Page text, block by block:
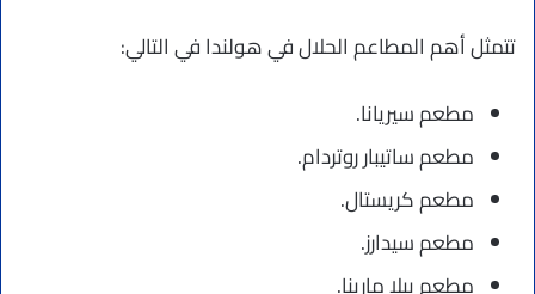
تتمثل أهم المطاعم الحلال في هولندا في التالي:
مطعم سيريانا.
مطعم ساتيبار روتردام.
مطعم كريستال.
مطعم سيدارز.
مطعم بيلا مارينا.